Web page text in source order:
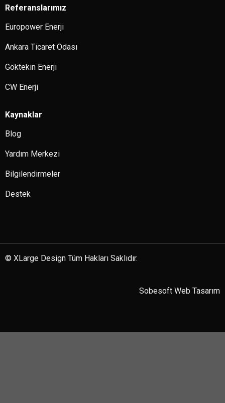
Referanslarımız
Europower Enerji
Ankara Ticaret Odası
Göktekin Enerji
CW Enerji
Kaynaklar
Blog
Yardım Merkezi
Bilgilendirmeler
Destek
© XLarge Design Tüm Hakları Saklıdır.
Sobesoft Web Tasarım